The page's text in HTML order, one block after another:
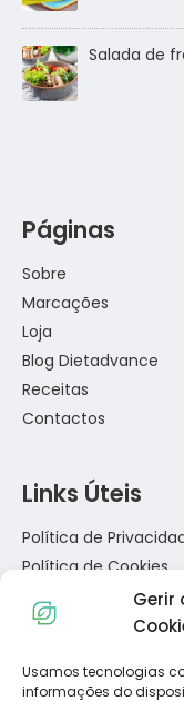
Gerir
Usamos tecnologias
informações do
Salada de
Páginas
Sobre
Marcações
Loja
Blog Dietadvance
Receitas
Contactos
Links Úteis
Política de
Política de Cookies
Termos e Condições
Resolução de